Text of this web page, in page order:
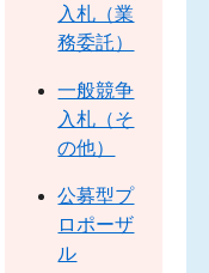
入札（業
務委託）
一般競争
入札（そ
の他）
公募型プ
ロポーザ
ル